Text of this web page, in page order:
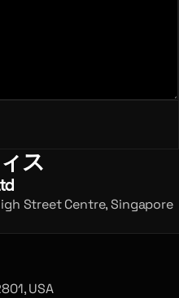
い合わせ
ス
Street Centre, Singapore
USA